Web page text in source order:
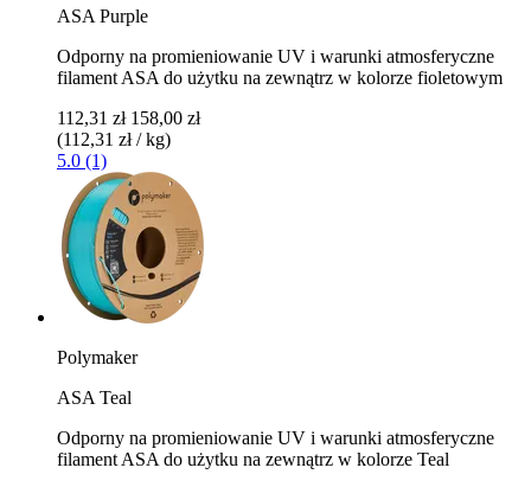
ASA Purple
Odporny na promieniowanie UV i warunki atmosferyczne
filament ASA do użytku na zewnątrz w kolorze fioletowym
112,31 zł 158,00 zł
(112,31 zł / kg)
5.0 (1)
Polymaker
ASA Teal
Odporny na promieniowanie UV i warunki atmosferyczne
filament ASA do użytku na zewnątrz w kolorze Teal